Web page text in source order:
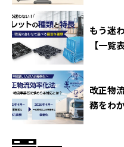
もう迷
【一覧
改正物
務をわ